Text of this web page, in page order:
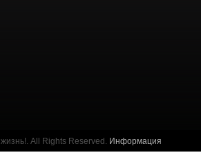
All Rights Reserved. Информация